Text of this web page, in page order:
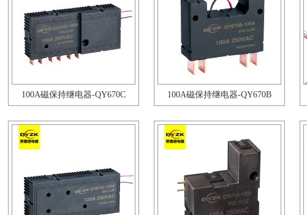
100A磁保持继电器-QY670C 100A磁保持继电器-QY670B